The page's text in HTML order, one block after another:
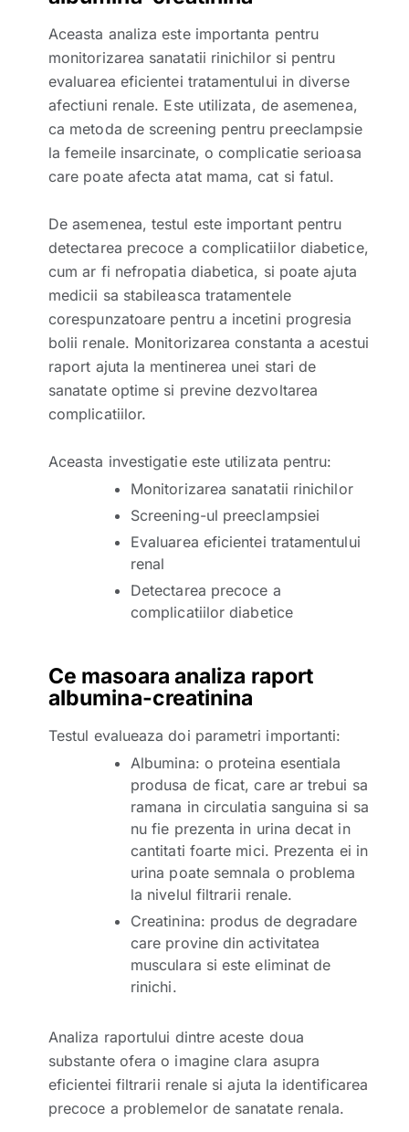
Aceasta analiza este importanta pentru
monitorizarea sanatatii rinichilor si pentru
evaluarea eficientei tratamentului in diverse
afectiuni renale. Este utilizata, de asemenea,
ca metoda de screening pentru preeclampsie
la femeile insarcinate, o complicatie serioasa
care poate afecta atat mama, cat si fatul.
De asemenea, testul este important pentru
detectarea precoce a complicatiilor diabetice,
cum ar fi nefropatia diabetica, si poate ajuta
medicii sa stabileasca tratamentele
corespunzatoare pentru a incetini progresia
bolii renale. Monitorizarea constanta a acestui
raport ajuta la mentinerea unei stari de
sanatate optime si previne dezvoltarea
complicatiilor.
Aceasta investigatie este utilizata pentru:
Monitorizarea sanatatii rinichilor
Screening-ul preeclampsiei
Evaluarea eficientei tratamentului
renal
Detectarea precoce a
complicatiilor diabetice
Ce masoara analiza raport
albumina-creatinina
Testul evalueaza doi parametri importanti:
Albumina: o proteina esentiala
produsa de ficat, care ar trebui sa
ramana in circulatia sanguina si sa
nu fie prezenta in urina decat in
cantitati foarte mici. Prezenta ei in
urina poate semnala o problema
la nivelul filtrarii renale.
Creatinina: produs de degradare
care provine din activitatea
musculara si este eliminat de
rinichi.
Analiza raportului dintre aceste doua
substante ofera o imagine clara asupra
eficientei filtrarii renale si ajuta la identificarea
precoce a problemelor de sanatate renala.